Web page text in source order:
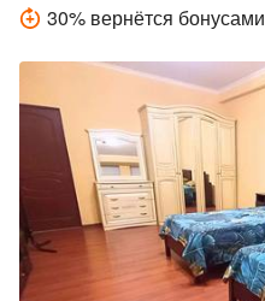
30% вернётся бонусами